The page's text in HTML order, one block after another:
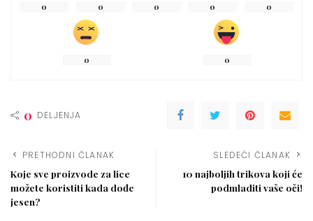
0 0 0 0 0
0 0
0 DELJENJA
PRETHODNI ČLANAK
Koje sve proizvode za lice
možete koristiti kada dođe
jesen?
SLEDEĆI ČLANAK
10 najboljih trikova koji će
podmladiti vaše oči!